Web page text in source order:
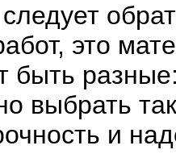
это
быть
выбрать
и